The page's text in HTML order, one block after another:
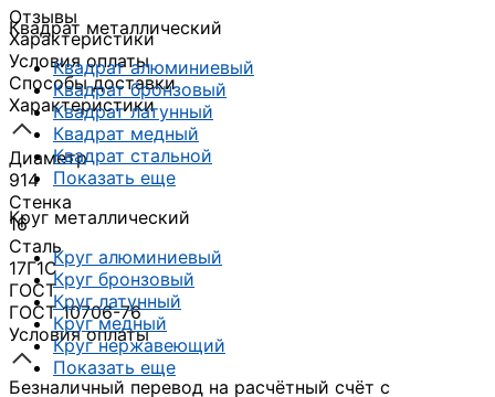
Квадрат металлический
Квадрат алюминиевый
Квадрат бронзовый
Квадрат латунный
Квадрат медный
Квадрат стальной
Показать еще
Круг металлический
Круг алюминиевый
Круг бронзовый
Круг латунный
Круг медный
Круг нержавеющий
Показать еще
Отзывы
Характеристики
Условия оплаты
Способы доставки
Характеристики
Диаметр
914
Стенка
16
Сталь
17Г1С
ГОСТ
ГОСТ 10706-76
Условия оплаты
Безналичный перевод на расчётный счёт с